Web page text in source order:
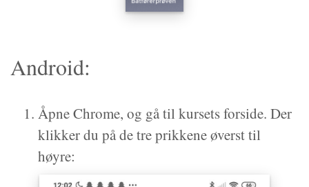
Android:
Åpne Chrome, og gå til kursets forside. Der
klikker du på de tre prikkene øverst til
høyre: